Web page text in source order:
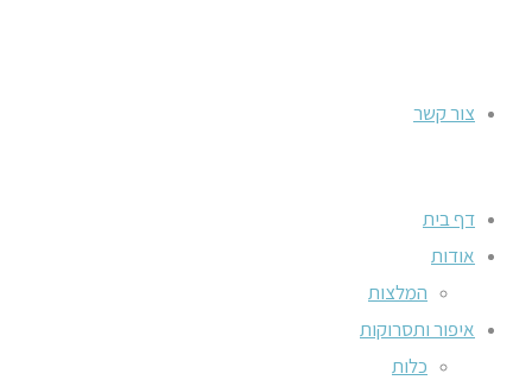
צור קשר
דף בית
אודות
המלצות
איפור ותסרוקות
כלות